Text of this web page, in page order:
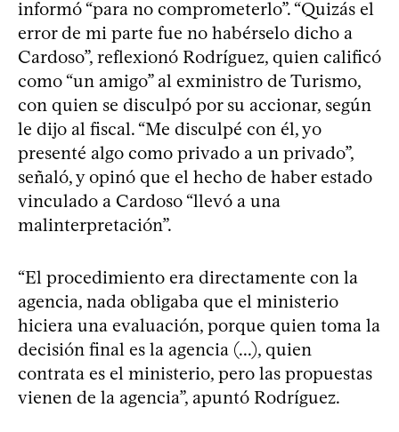
informó “para no comprometerlo”. “Quizás el
error de mi parte fue no habérselo dicho a
Cardoso”, reflexionó Rodríguez, quien calificó
como “un amigo” al exministro de Turismo,
con quien se disculpó por su accionar, según
le dijo al fiscal. “Me disculpé con él, yo
presenté algo como privado a un privado”,
señaló, y opinó que el hecho de haber estado
vinculado a Cardoso “llevó a una
malinterpretación”.
“El procedimiento era directamente con la
agencia, nada obligaba que el ministerio
hiciera una evaluación, porque quien toma la
decisión final es la agencia (...), quien
contrata es el ministerio, pero las propuestas
vienen de la agencia”, apuntó Rodríguez.